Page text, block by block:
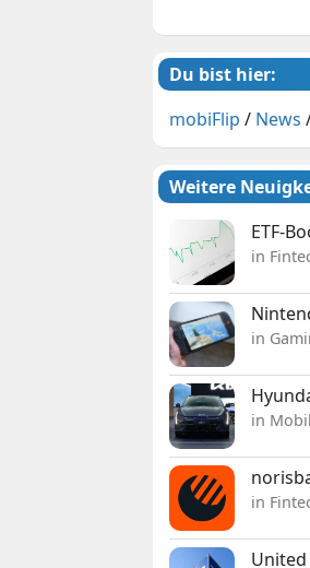
Du bist hier:
mobiFlip / News
Weitere
ETF-
in
in
in
in